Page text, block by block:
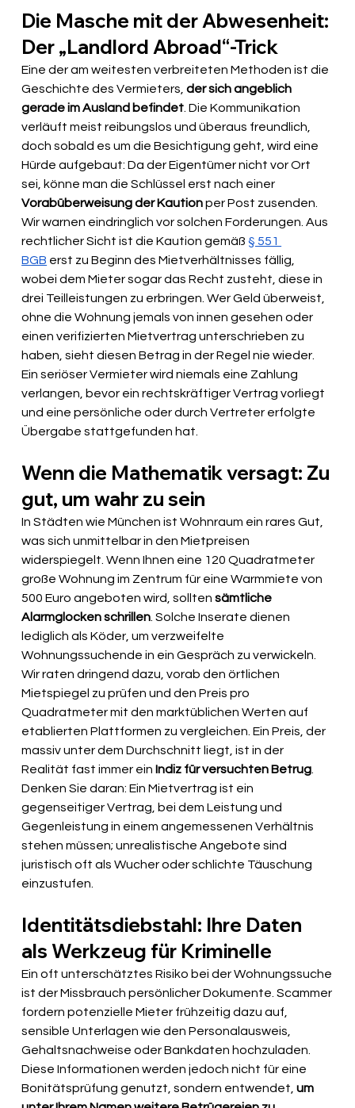
Die Masche mit der Abwesenheit:
Der „Landlord Abroad“-Trick
Eine der am weitesten verbreiteten Methoden ist die
Geschichte des Vermieters, der sich angeblich
gerade im Ausland befindet . Die Kommunikation
verläuft meist reibungslos und überaus freundlich,
doch sobald es um die Besichtigung geht, wird eine
Hürde aufgebaut: Da der Eigentümer nicht vor Ort
sei, könne man die Schlüssel erst nach einer
Vorabüberweisung der Kaution per Post zusenden.
Wir warnen eindringlich vor solchen Forderungen. Aus
rechtlicher Sicht ist die Kaution gemäß § 551
BGB erst zu Beginn des Mietverhältnisses fällig,
wobei dem Mieter sogar das Recht zusteht, diese in
drei Teilleistungen zu erbringen. Wer Geld überweist,
ohne die Wohnung jemals von innen gesehen oder
einen verifizierten Mietvertrag unterschrieben zu
haben, sieht diesen Betrag in der Regel nie wieder.
Ein seriöser Vermieter wird niemals eine Zahlung
verlangen, bevor ein rechtskräftiger Vertrag vorliegt
und eine persönliche oder durch Vertreter erfolgte
Übergabe stattgefunden hat.
Wenn die Mathematik versagt: Zu
gut, um wahr zu sein
In Städten wie München ist Wohnraum ein rares Gut,
was sich unmittelbar in den Mietpreisen
widerspiegelt. Wenn Ihnen eine 120 Quadratmeter
große Wohnung im Zentrum für eine Warmmiete von
500 Euro angeboten wird, sollten sämtliche
Alarmglocken schrillen . Solche Inserate dienen
lediglich als Köder, um verzweifelte
Wohnungssuchende in ein Gespräch zu verwickeln.
Wir raten dringend dazu, vorab den örtlichen
Mietspiegel zu prüfen und den Preis pro
Quadratmeter mit den marktüblichen Werten auf
etablierten Plattformen zu vergleichen. Ein Preis, der
massiv unter dem Durchschnitt liegt, ist in der
Realität fast immer ein Indiz für versuchten Betrug
Denken Sie daran: Ein Mietvertrag ist ein
gegenseitiger Vertrag, bei dem Leistung und
Gegenleistung in einem angemessenen Verhältnis
stehen müssen; unrealistische Angebote sind
juristisch oft als Wucher oder schlichte Täuschung
einzustufen.
Identitätsdiebstahl: Ihre Daten
als Werkzeug für Kriminelle
Ein oft unterschätztes Risiko bei der Wohnungssuche
ist der Missbrauch persönlicher Dokumente. Scammer
fordern potenzielle Mieter frühzeitig dazu auf,
sensible Unterlagen wie den Personalausweis,
Gehaltsnachweise oder Bankdaten hochzuladen.
Diese Informationen werden jedoch nicht für eine
Bonitätsprüfung genutzt, sondern entwendet, um